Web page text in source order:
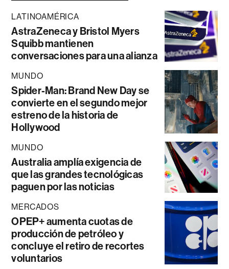
LATINOAMÉRICA
AstraZeneca y Bristol Myers
Squibb mantienen
conversaciones para una alianza
MUNDO
Spider-Man: Brand New Day se
convierte en el segundo mejor
estreno de la historia de
Hollywood
MUNDO
Australia amplía exigencia de
que las grandes tecnológicas
paguen por las noticias
MERCADOS
OPEP+ aumenta cuotas de
producción de petróleo y
concluye el retiro de recortes
voluntarios